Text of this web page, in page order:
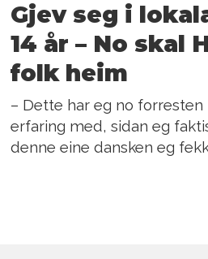
Gjev seg i
14 år – No skal
folk heim
– Dette har eg no
erfaring med, sidan eg
denne eine dansken eg